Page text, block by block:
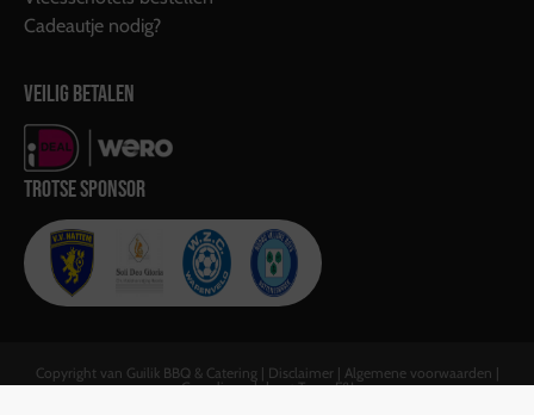
Cadeautje nodig?
VEILIG BETALEN
TROTSE SPONSOR
Copyright van Guilik BBQ & Catering | Disclaimer| Algemene voorwaarden |
Gerealiseerd door:Team F&J